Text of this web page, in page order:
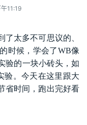
11:19
了太多不可思议的、
时候，学会了WB像
验的一块小砖头，如
验。今天在这里跟大
省时间，跑出完好看